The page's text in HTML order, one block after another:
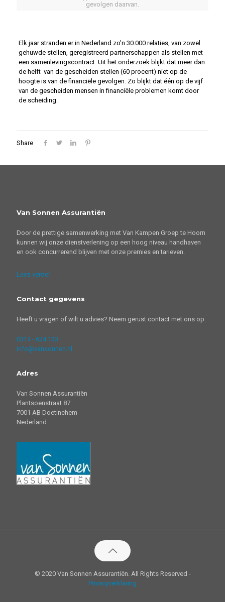
gevolgen daarvan.
Elk jaar stranden er in Nederland zo’n 30.000 relaties, van zowel
gehuwde stellen, geregistreerd partnerschappen als stellen met
een samenlevingscontract. Uit het onderzoek blijkt dat meer dan
de helft van de gescheiden stellen (60 procent) niet op de
hoogte is van de financiële gevolgen. Zo blijkt dat één op de vijf
van de gescheiden mensen in financiële problemen komt door
de scheiding.
Share
Van Sonnen Assurantiën
Door de prettige samenwerking met Van Kampen Groep te Hoorn
kunnen wij onze dienstverlening op een hoog niveau handhaven
en ook concurrerend blijven met onze premies en tarieven.
Lees verder
Contact gegevens
Heeft u vragen of wilt u advies? Neem gerust contact met ons op.
0314 - 624 133
info@vansonnen.nl
Adres
Van Sonnen Assurantiën
Plantsoenstraat 87
7001 AB Doetinchem
Nederland
© 2020 Van Sonnen Assurantiën. All Rights Reserved -
Privacyverklaring